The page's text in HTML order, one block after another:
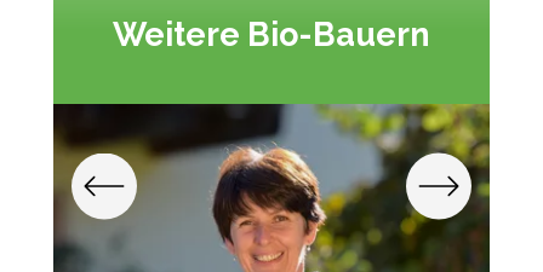
Weitere Bio-Bauern